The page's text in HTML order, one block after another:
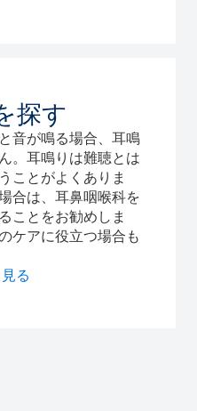
探す
音が鳴る場合、耳鳴
。耳鳴りは難聴とは
ことがよくありま
合は、耳鼻咽喉科を
ことをお勧めしま
ケアに役立つ場合も
る